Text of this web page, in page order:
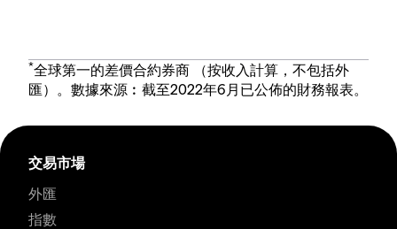
*全球第一的差價合約券商 （按收入計算，不包括外
匯）。數據來源︰截至2022年6月已公佈的財務報表。
交易市場
外匯
指數